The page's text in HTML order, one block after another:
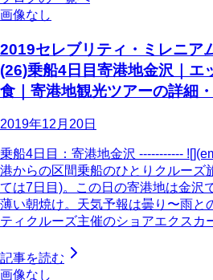
画像なし
2019セレブリティ・ミレニア
(26)乗船4日目寄港地金沢｜エ
食｜寄港地観光ツアーの詳細
2019年12月20日
乗船4日目：寄港地金沢 -----------
港からの区間乗船のひとりクルーズ
ては7日目)。この日の寄港地は金沢
薄い朝焼け。天気予報は曇り〜雨と
ティクルーズ主催のショアエクスカ
記事を読む
画像なし